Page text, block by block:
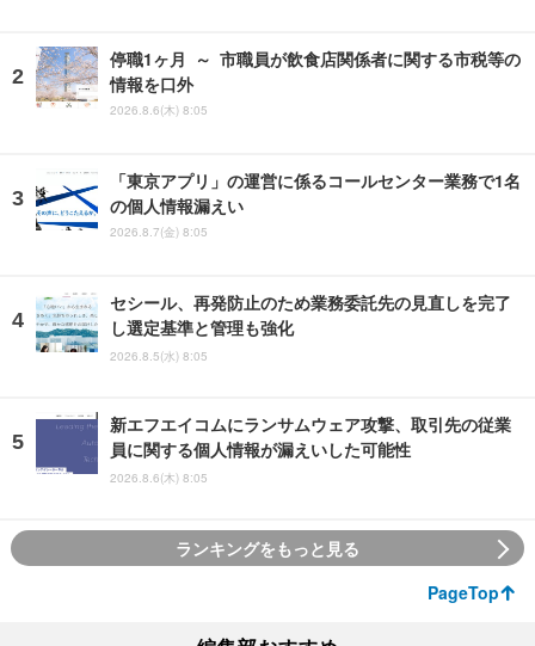
停職1ヶ月 ～ 市職員が飲食店関係者に関する市税等の
情報を口外
2026.8.6(木) 8:05
「東京アプリ」の運営に係るコールセンター業務で1名
の個人情報漏えい
2026.8.7(金) 8:05
セシール、再発防止のため業務委託先の見直しを完了
し選定基準と管理も強化
2026.8.5(水) 8:05
新エフエイコムにランサムウェア攻撃、取引先の従業
員に関する個人情報が漏えいした可能性
2026.8.6(木) 8:05
ランキングをもっと見る
PageTop